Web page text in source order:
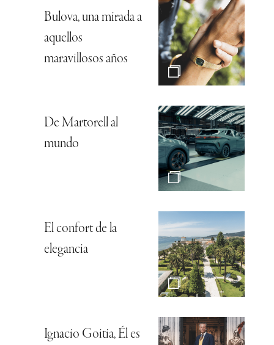
Bulova, una mirada a
aquellos
maravillosos años
De Martorell al
mundo
El confort de la
elegancia
Ignacio Goitia, Él es